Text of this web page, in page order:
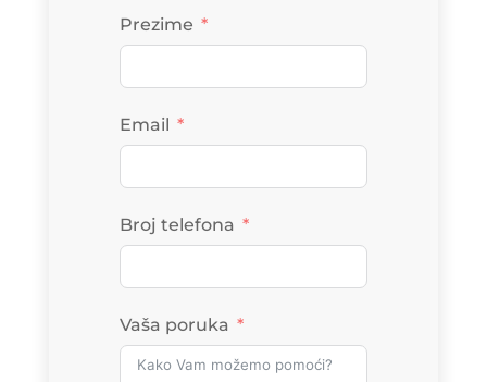
Prezime
Email
Broj telefona
Vaša poruka